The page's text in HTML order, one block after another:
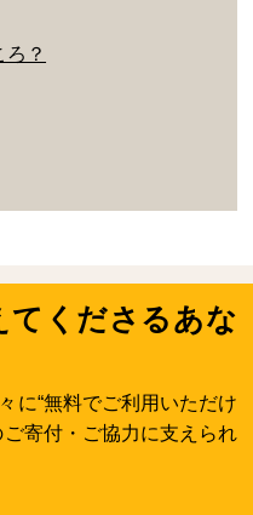
？
てくださるあな
に“無料でご利用いただけ
寄付・ご協力に支えられ